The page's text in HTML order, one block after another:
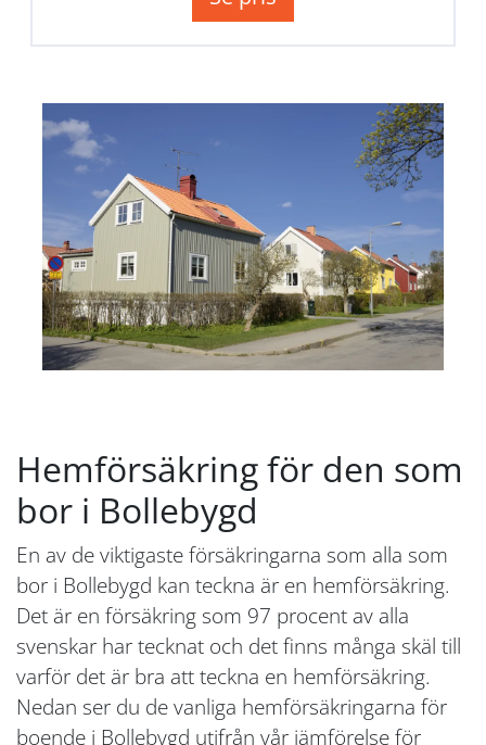
Hemförsäkring för den som
bor i Bollebygd
En av de viktigaste försäkringarna som alla som
bor i Bollebygd kan teckna är en hemförsäkring.
Det är en försäkring som 97 procent av alla
svenskar har tecknat och det finns många skäl till
varför det är bra att teckna en hemförsäkring.
Nedan ser du de vanliga hemförsäkringarna för
boende i Bollebygd utifrån vår jämförelse för